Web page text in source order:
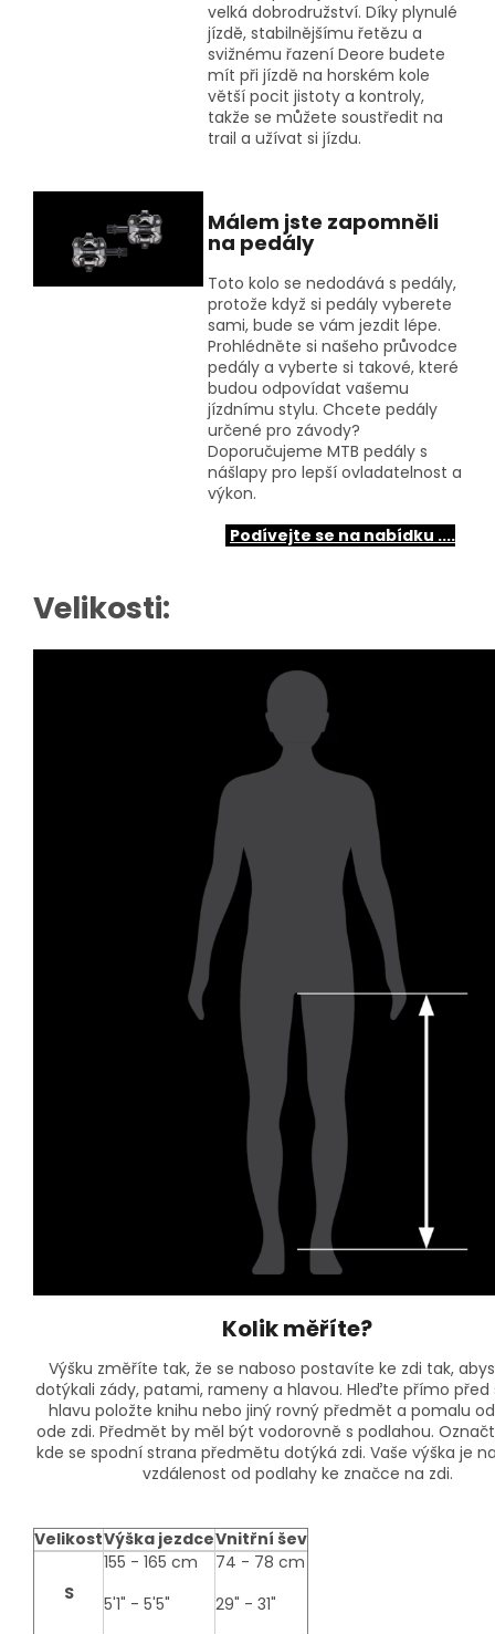
velká dobrodružství. Díky plynulé
jízdě, stabilnějšímu řetězu a
svižnému řazení Deore budete
mít při jízdě na horském kole
větší pocit jistoty a kontroly,
takže se můžete soustředit na
trail a užívat si jízdu.
Málem jste zapomněli
na pedály
Toto kolo se nedodává s pedály,
protože když si pedály vyberete
sami, bude se vám jezdit lépe.
Prohlédněte si našeho průvodce
pedály a vyberte si takové, které
budou odpovídat vašemu
jízdnímu stylu. Chcete pedály
určené pro závody?
Doporučujeme MTB pedály s
nášlapy pro lepší ovladatelnost a
výkon.
Podívejte se na nabídku ....
Velikosti:
Kolik měříte?
Výšku změříte tak, že se naboso postavíte ke zdi tak,
dotýkali zády, patami, rameny a hlavou. Hleďte přímo před
hlavu položte knihu nebo jiný rovný předmět a pomalu
ode zdi. Předmět by měl být vodorovně s podlahou.
kde se spodní strana předmětu dotýká zdi. Vaše výška je
vzdálenost od podlahy ke značce na zdi.
size-
VelikostVýška jezdceVnitřní šev
S
155 - 165 cm
5'1" - 5'5"
74 - 78 cm
29" - 31"